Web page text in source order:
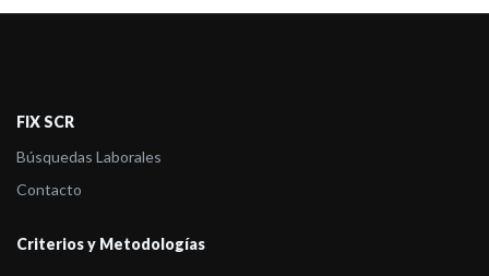
- FIX (afiliada de Fitch Ratings) comenta acciones de calificación
FIX (afiliada de Fitch Ratings) comenta acciones de calificación
-FIX (afiliada de Fitch Ratings) comenta acciones de calificación
FIX SCR
Búsquedas Laborales
Contacto
Criterios y Metodologías